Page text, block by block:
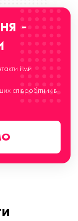
-
і ми
співробітників